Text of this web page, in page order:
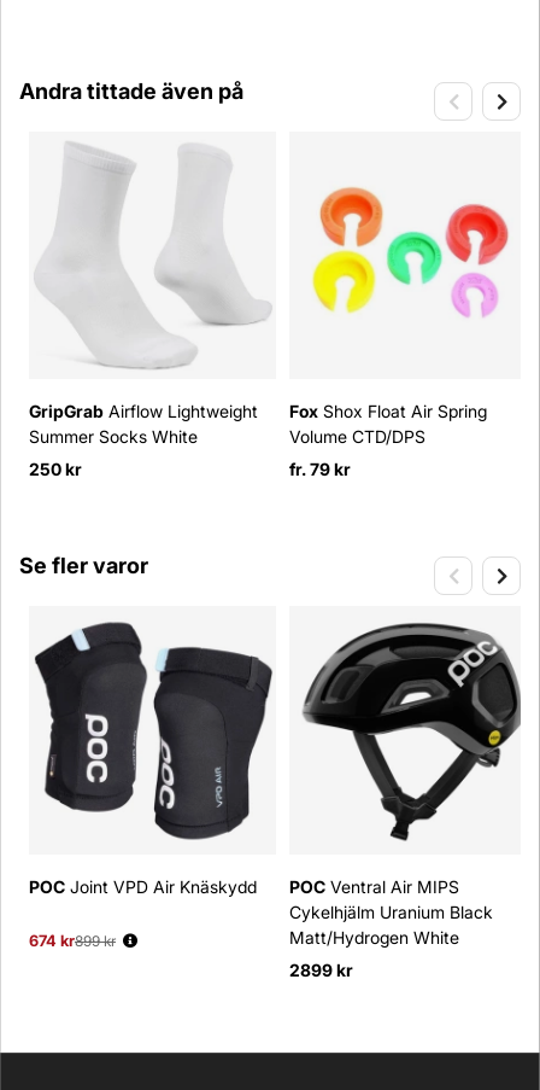
Andra tittade även på
GripGrab Airflow Lightweight
Summer Socks White
250 kr
Fox Shox Float Air Spring
Volume CTD/DPS
fr. 79 kr
Se fler varor
POC Joint VPD Air Knäskydd
674 kr
Ordinarie pris:
899 kr
POC Ventral Air MIPS
Cykelhjälm Uranium Black
Matt/Hydrogen White
2899 kr